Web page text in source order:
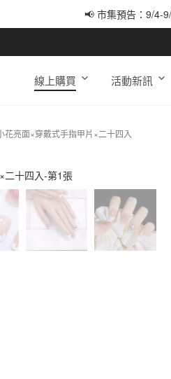
📢 市集預告：9/4-
線上購買 活動新訊
花亮面×穿戴式手指甲片×二十四入